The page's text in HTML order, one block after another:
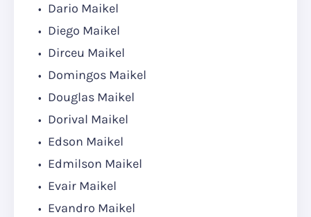
Dario Maikel
Diego Maikel
Dirceu Maikel
Domingos Maikel
Douglas Maikel
Dorival Maikel
Edson Maikel
Edmilson Maikel
Evair Maikel
Evandro Maikel